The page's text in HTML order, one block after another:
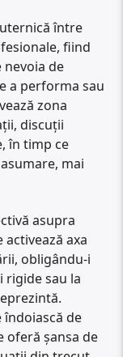
între
fiind
nevoia de
a performa sau
zona
discuții
în timp ce
mai
asupra
activează axa
obligându-i
rigide sau la
îndoiască de
oferă șansa de